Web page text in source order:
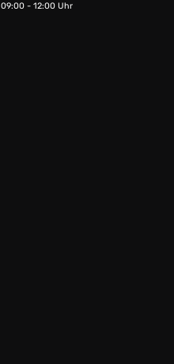
09:00 - 12:00 Uhr